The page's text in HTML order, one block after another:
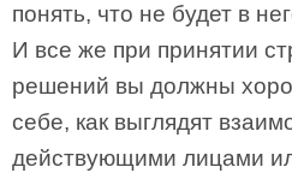
понять, что не будет в
И все же при принятии
решений вы должны
себе, как выглядят
действующими лицами